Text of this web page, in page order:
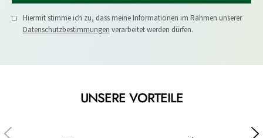
Hiermit stimme ich zu, dass meine Informationen im Rahmen unserer
Datenschutzbestimmungen verarbeitet werden dürfen.
UNSERE VORTEILE